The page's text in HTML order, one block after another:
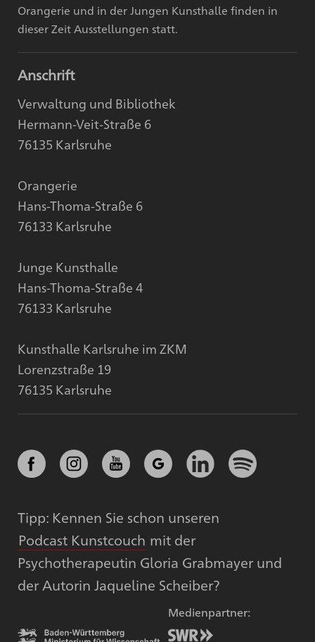
Orangerie und in der Jungen Kunsthalle finden in
dieser Zeit Ausstellungen statt.
Anschrift
Verwaltung und Bibliothek
Hermann-Veit-Straße 6
76135 Karlsruhe
Orangerie
Hans-Thoma-Straße 6
76133 Karlsruhe
Junge Kunsthalle
Hans-Thoma-Straße 4
76133 Karlsruhe
Kunsthalle Karlsruhe im ZKM
Lorenzstraße 19
76135 Karlsruhe
Tipp: Kennen Sie schon unseren
Podcast Kunstcouch mit der
Psychotherapeutin Gloria Grabmayer und
der Autorin Jaqueline Scheiber?
Medienpartner: